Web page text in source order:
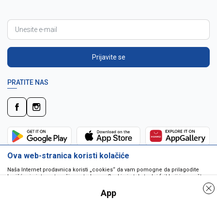
Prijavite se
PRATITE NAS
Ova web-stranica koristi kolačiće
Naša Internet prodavnica koristi „cookies“ da vam pomogne da prilagodite
korišćenje interneta vašim potrebama. Cookie je tekstualni fajl koji je smešten
da pokrenu program ili da isporuče virus vašem računaru. Cookie-i su
jedinstveno dodeljeni vama, i jedino mogu biti pročitani od strane web servera
App